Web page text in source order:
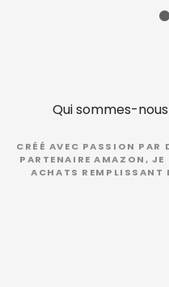
Qui sommes-
CRÉÉ AVEC PASSION PAR
PARTENAIRE AMAZON, JE
ACHATS REMPLISSANT